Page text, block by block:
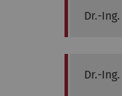
Dr.-Ing.
Dr.-Ing.